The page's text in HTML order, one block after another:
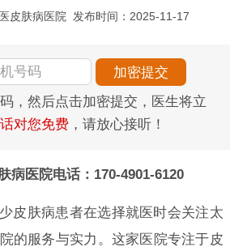
皮肤病医院 发布时间：2025-11-17
，然后点击加密提交，医生将立
对您免费 ，请放心接听！
病医院电话：170-4901-6120
皮肤病患者在选择就医时会关注太
的服务与实力。这家医院专注于皮